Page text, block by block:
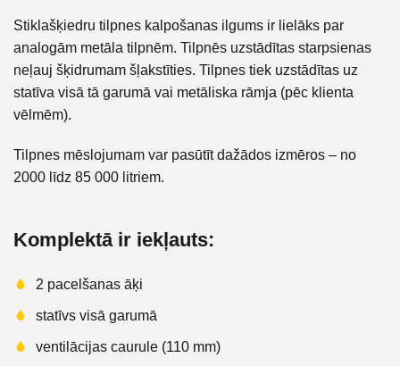
Stiklašķiedru tilpnes kalpošanas ilgums ir lielāks par
analogām metāla tilpnēm. Tilpnēs uzstādītas starpsienas
neļauj šķidrumam šļakstīties. Tilpnes tiek uzstādītas uz
statīva visā tā garumā vai metāliska rāmja (pēc klienta
vēlmēm).
Tilpnes mēslojumam var pasūtīt dažādos izmēros – no
2000 līdz 85 000 litriem.
Komplektā ir iekļauts:
2 pacelšanas āķi
statīvs visā garumā
ventilācijas caurule (110 mm)